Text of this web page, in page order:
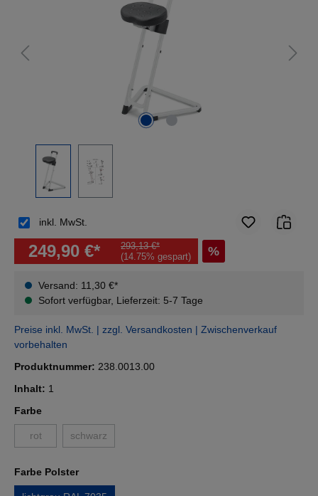
249,90 €* %
293,13 €*
(14.75% gespart)
Versand: 11,30 €*
Sofort verfügbar, Lieferzeit: 5-7 Tage
inkl. MwSt.
Preise inkl. MwSt. | zzgl. Versandkosten | Zwischenverkauf
vorbehalten
Produktnummer: 238.0013.00
Inhalt: 1
Farbeauswählen
rot
(Diese Option ist zurzeit nicht verfügbar.)
schwarz(Diese Option ist zurzeit nicht verfügbar.)
Farbe Polsterauswählen